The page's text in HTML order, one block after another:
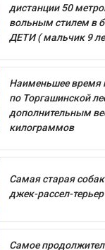
дистанции 50
вольным стилем в
ДЕТИ ( мальчик 9
Наименьшее время
по Торгашинской
дополнительным
килограммов
Самая старая
джек-рассел-терьер
Самое